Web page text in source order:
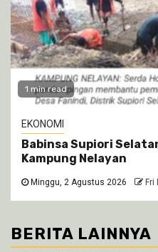
1 min read
EKONOMI
Babinsa Supiori
Kampung Nelayan
Minggu, 2 Agustus 2026 Fri
BERITA LAINNYA